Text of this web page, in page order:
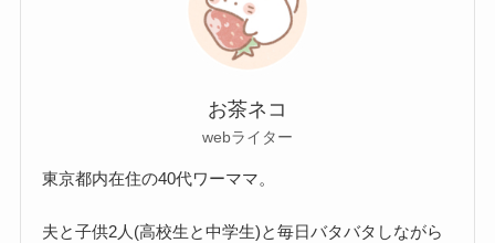
お茶ネコ
webライター
東京都内在住の40代ワーママ。
夫と子供2人(高校生と中学生)と毎日バタバタしながら